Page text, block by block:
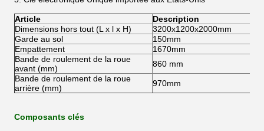
Article
Description
Dimensions hors tout (L x l x H)
3200x1200x2000mm
Garde au sol
150mm
Empattement
1670mm
Bande de roulement de la roue
avant (mm)
860 mm
Bande de roulement de la roue
arrière (mm)
970mm
Composants clés